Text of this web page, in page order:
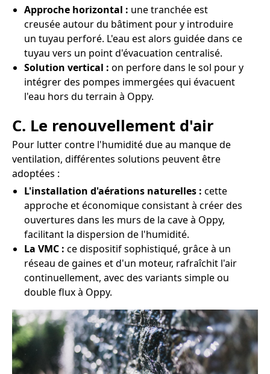
Approche horizontal : une tranchée est
creusée autour du bâtiment pour y introduire
un tuyau perforé. L'eau est alors guidée dans ce
tuyau vers un point d'évacuation centralisé.
Solution vertical : on perfore dans le sol pour y
intégrer des pompes immergées qui évacuent
l'eau hors du terrain à Oppy.
C. Le renouvellement d'air
Pour lutter contre l'humidité due au manque de
ventilation, différentes solutions peuvent être
adoptées :
L'installation d'aérations naturelles : cette
approche et économique consistant à créer des
ouvertures dans les murs de la cave à Oppy,
facilitant la dispersion de l'humidité.
La VMC : ce dispositif sophistiqué, grâce à un
réseau de gaines et d'un moteur, rafraîchit l'air
continuellement, avec des variants simple ou
double flux à Oppy.